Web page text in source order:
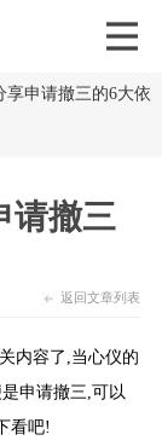
申请撤三的6大依
请撤三
返回文章列表
内容了,当心仪的
申请撤三,可以
看吧!